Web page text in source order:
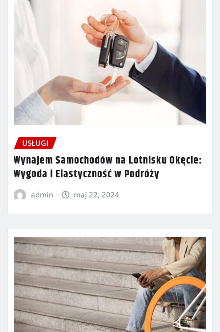
USŁUGI
Wynajem Samochodów na Lotnisku Okęcie:
Wygoda i Elastyczność w Podróży
admin maj 22, 2024